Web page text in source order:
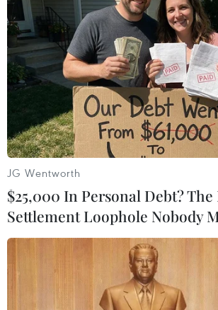
TIN LIÊN QUAN
JG Wentworth
$25,000 In Personal Debt? The
Settlement Loophole Nobody